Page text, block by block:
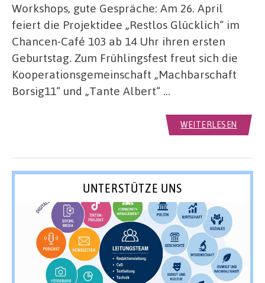
Workshops, gute Gespräche: Am 26. April
feiert die Projektidee „Restlos Glücklich“ im
Chancen-Café 103 ab 14 Uhr ihren ersten
Geburtstag. Zum Frühlingsfest freut sich die
Kooperationsgemeinschaft „Machbarschaft
Borsig11“ und „Tante Albert“ …
WEITERLESEN
UNTERSTÜTZE UNS